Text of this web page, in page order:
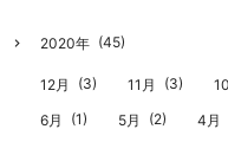
2020年 (45)
12月 (3) 11月 (3)
6月 (1) 5月 (2) 4月